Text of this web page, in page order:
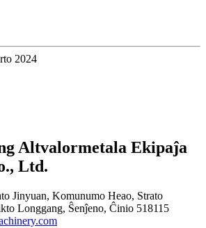
2024
Altvalormetala Ekipaĵa
Ltd.
Jinyuan, Komunumo Heao, Strato
Longgang, Ŝenĵeno, Ĉinio 518115